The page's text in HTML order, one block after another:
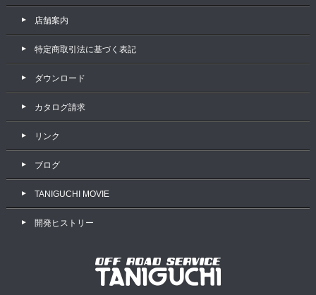
店舗案内
特定商取引法に基づく表記
ダウンロード
カタログ請求
リンク
ブログ
TANIGUCHI MOVIE
開発ヒストリー